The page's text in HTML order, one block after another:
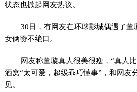
状态也掀起网友热议。
30日，有网友在环球影城偶遇了董
女俩赞不绝口。
网友称董璇真人很美很瘦，“真人
酒窝“太可爱，超级乖巧懂事”，和网友
见。